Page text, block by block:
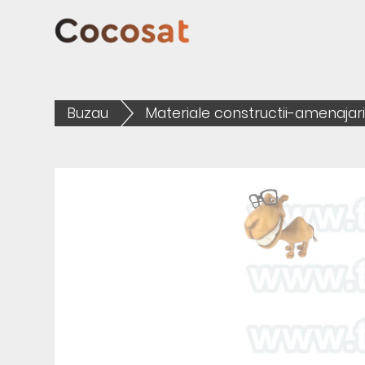
Buzau Materiale constructii-amenajari